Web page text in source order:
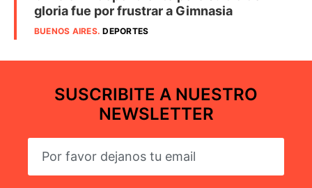
gloria fue por frustrar a Gimnasia
BUENOS AIRES.DEPORTES
SUSCRIBITE A NUESTRO
NEWSLETTER